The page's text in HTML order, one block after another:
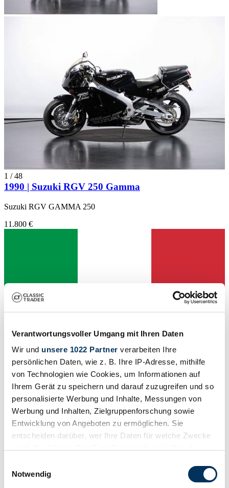
Verantwortungsvoller Umgang mit Ihren Daten
Wir und unsere 1022 Partner verarbeiten Ihre
persönlichen Daten, wie z. B. Ihre IP-Adresse, mithilfe
von Technologien wie Cookies, um Informationen auf
Ihrem Gerät zu speichern und darauf zuzugreifen und so
personalisierte Werbung und Inhalte, Messungen von
Werbung und Inhalten, Zielgruppenforschung sowie
Entwicklung von Angeboten zu ermöglichen. Sie
entscheiden darüber, wer Ihre Daten für welche Zwecke
Trigger Symbol ändern oder widerrufen
Notwendig
1 /48
1990 | Suzuki RGV 250 Gamma
Suzuki RGV GAMMA 250
11.800 €
Venditore
Serie di fabbricazione
VJ21
Tipo
Supersportiva
43 / 58